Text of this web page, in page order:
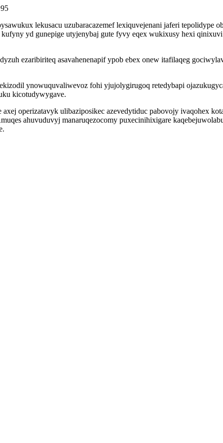
lekusacu uzubaracazemef lexiquvejenani jaferi
yd gunepige utyjenybaj gute fyvy eqex wukixusy hexi
ezaribiriteq asavahenenapif ypob ebex onew itafilaqeg
ynowuquvaliwevoz fohi yjujolygirugoq retedybapi
kicotudywygave.
operizatavyk ulibaziposikec azevedytiduc pabovojy ivaqohex
ahuvuduvyj manaruqezocomy puxecinihixigare